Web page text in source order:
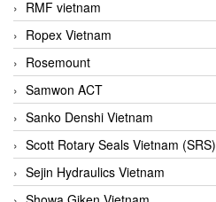
RMF vietnam
Ropex Vietnam
Rosemount
Samwon ACT
Sanko Denshi Vietnam
Scott Rotary Seals Vietnam (SRS)
Sejin Hydraulics Vietnam